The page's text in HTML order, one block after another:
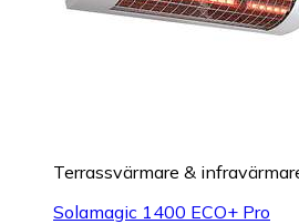
Terrassvärmare &
Solamagic 1400 ECO+ Pro